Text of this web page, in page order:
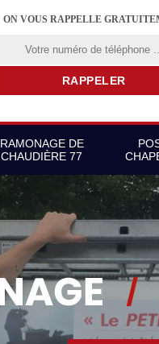
ON VOUS RAPPELLE
RAMONAGE DE
CHAUDIÈRE 77